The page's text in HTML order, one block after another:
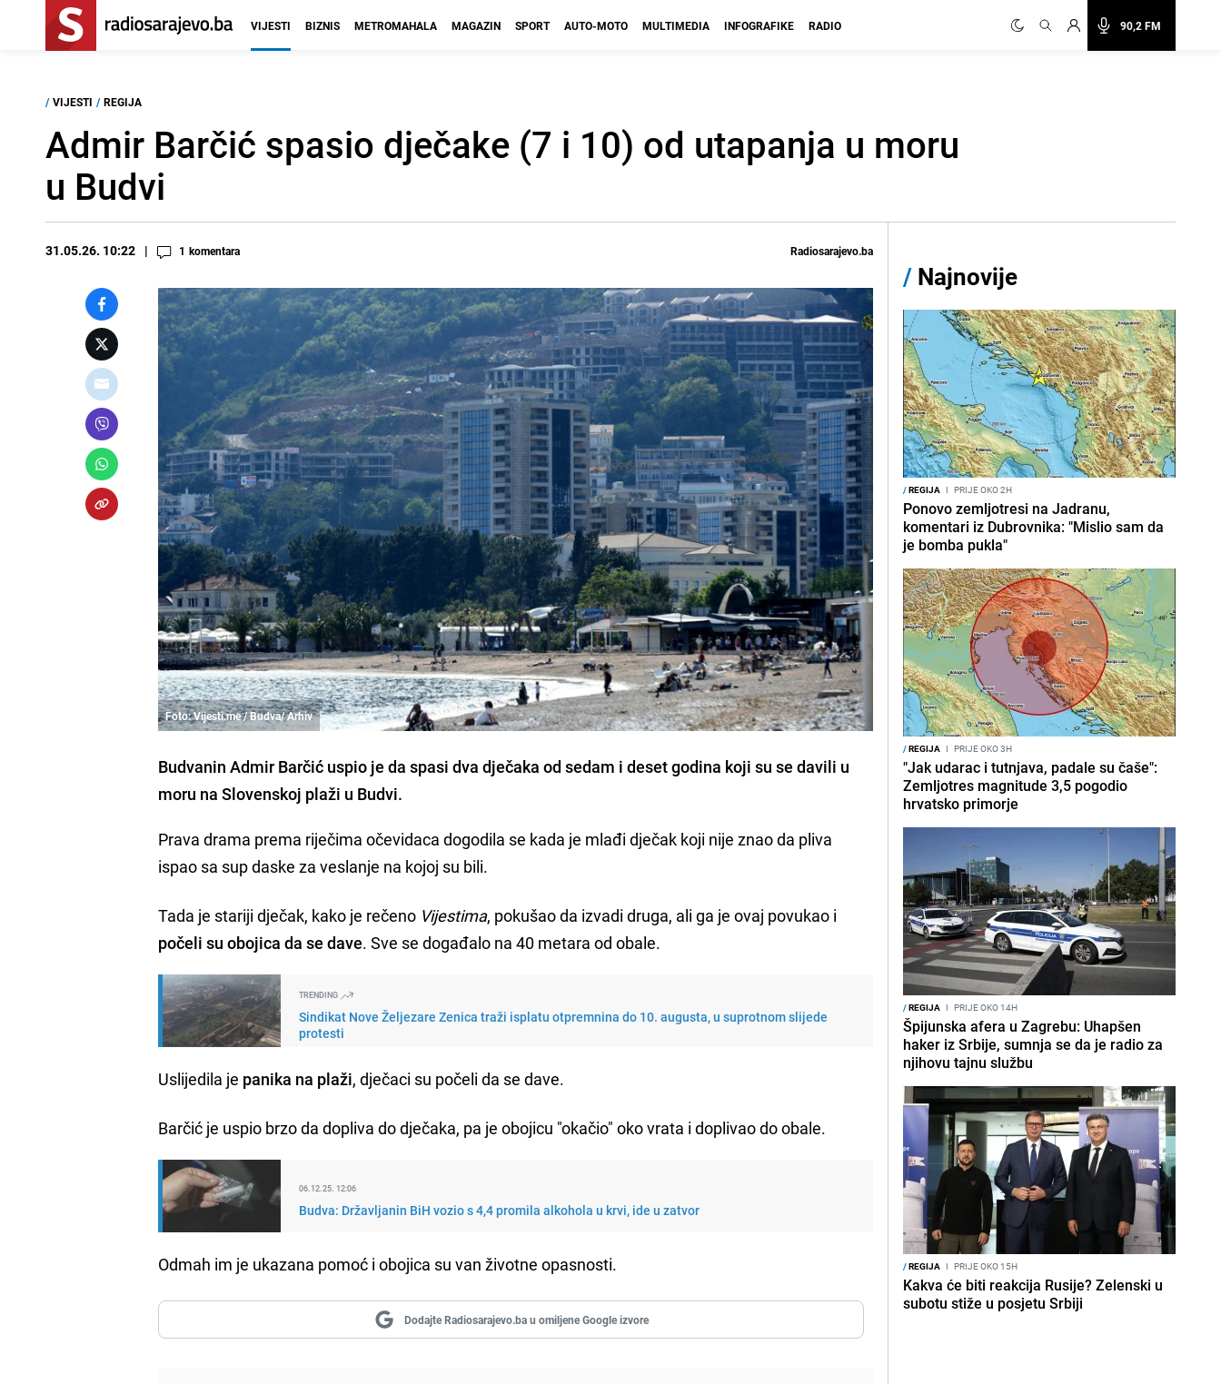
90,2 FM
VIJESTI BIZNIS METROMAHALA MAGAZIN SPORT AUTO-MOTO MULTIMEDIA INFOGRAFIKE RADIO
/ VIJESTI / REGIJA
Admir Barčić spasio dječake (7 i 10) od utapanja u moru
u Budvi
31.05.26. 10:22 1 komentara Radiosarajevo.ba
Foto: Vijesti.me / Budva/ Arhiv
Budvanin Admir Barčić uspio je da spasi dva dječaka od sedam i deset godina koji su se davili u
moru na Slovenskoj plaži u Budvi.
Prava drama prema riječima očevidaca dogodila se kada je mlađi dječak koji nije znao da pliva
ispao sa sup daske za veslanje na kojoj su bili.
Tada je stariji dječak, kako je rečeno Vijestima, pokušao da izvadi druga, ali ga je ovaj povukao i
počeli su obojica da se dave. Sve se događalo na 40 metara od obale.
TRENDING
Sindikat Nove Željezare Zenica traži isplatu otpremnina do 10. augusta, u suprotnom slijede
protesti
Uslijedila je panika na plaži, dječaci su počeli da se dave.
Barčić je uspio brzo da dopliva do dječaka, pa je obojicu "okačio" oko vrata i doplivao do obale.
06.12.25. 12:06
Budva: Državljanin BiH vozio s 4,4 promila alkohola u krvi, ide u zatvor
Odmah im je ukazana pomoć i obojica su van životne opasnosti.
Dodajte Radiosarajevo.ba u omiljene Google izvore
/ Najnovije
/REGIJA I PRIJE OKO 2H
Ponovo zemljotresi na Jadranu,
komentari iz Dubrovnika: "Mislio sam da
je bomba pukla"
/REGIJA I PRIJE OKO 3H
"Jak udarac i tutnjava, padale su čaše":
Zemljotres magnitude 3,5 pogodio
hrvatsko primorje
/REGIJA I PRIJE OKO 14H
Špijunska afera u Zagrebu: Uhapšen
haker iz Srbije, sumnja se da je radio za
njihovu tajnu službu
/REGIJA I PRIJE OKO 15H
Kakva će biti reakcija Rusije? Zelenski u
subotu stiže u posjetu Srbiji